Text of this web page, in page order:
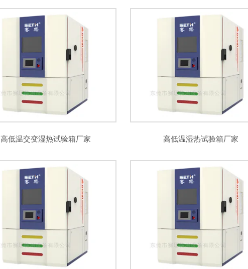
高低温交变湿热试验箱厂家 高低温湿热试验箱厂家